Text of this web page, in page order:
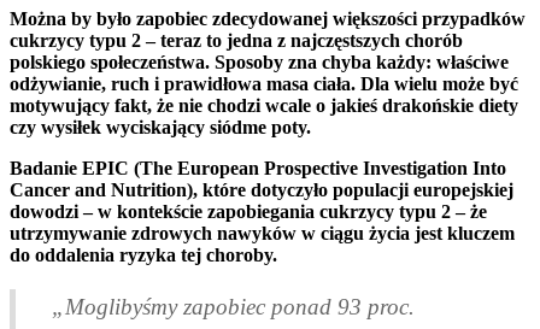
Można by było zapobiec zdecydowanej większości przypadków
cukrzycy typu 2 – teraz to jedna z najczęstszych chorób
polskiego społeczeństwa. Sposoby zna chyba każdy: właściwe
odżywianie, ruch i prawidłowa masa ciała. Dla wielu może być
motywujący fakt, że nie chodzi wcale o jakieś drakońskie diety
czy wysiłek wyciskający siódme poty.
Badanie EPIC (The European Prospective Investigation Into
Cancer and Nutrition), które dotyczyło populacji europejskiej
dowodzi – w kontekście zapobiegania cukrzycy typu 2 – że
utrzymywanie zdrowych nawyków w ciągu życia jest kluczem
do oddalenia ryzyka tej choroby.
„Moglibyśmy zapobiec ponad 93 proc.